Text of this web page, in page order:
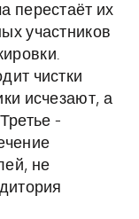
перестаёт их
участников
чистки
исчезают, а
-
не